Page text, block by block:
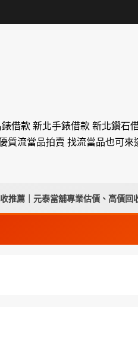
借款 新北手錶借款 新北鑽石
質流當品拍賣 找流當品也可來
舖專業估價、高價回收、安全有